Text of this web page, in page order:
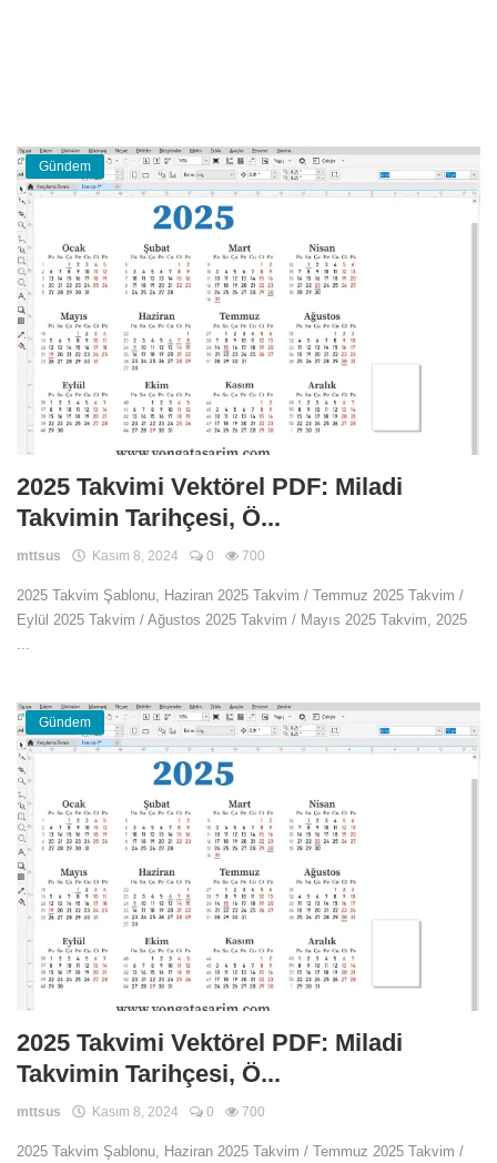
Gündem
2025 Takvimi Vektörel PDF: Miladi
Takvimin Tarihçesi, Ö...
mttsus Kasım 8, 2024 0 700
2025 Takvim Şablonu, Haziran 2025 Takvim / Temmuz 2025 Takvim /
Eylül 2025 Takvim / Ağustos 2025 Takvim / Mayıs 2025 Takvim, 2025
...
Gündem
2025 Takvimi Vektörel PDF: Miladi
Takvimin Tarihçesi, Ö...
mttsus Kasım 8, 2024 0 700
2025 Takvim Şablonu, Haziran 2025 Takvim / Temmuz 2025 Takvim /